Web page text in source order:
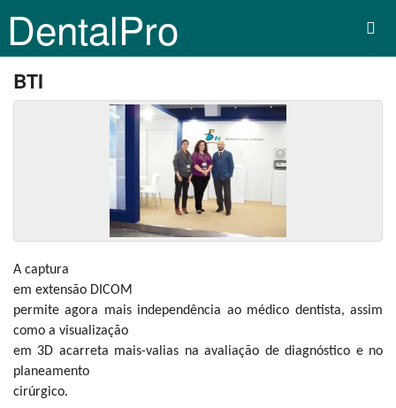
DentalPro
BTI
A captura
em extensão DICOM
permite agora mais independência ao médico dentista, assim
como a visualização
em 3D acarreta mais-valias na avaliação de diagnóstico e no
planeamento
cirúrgico.